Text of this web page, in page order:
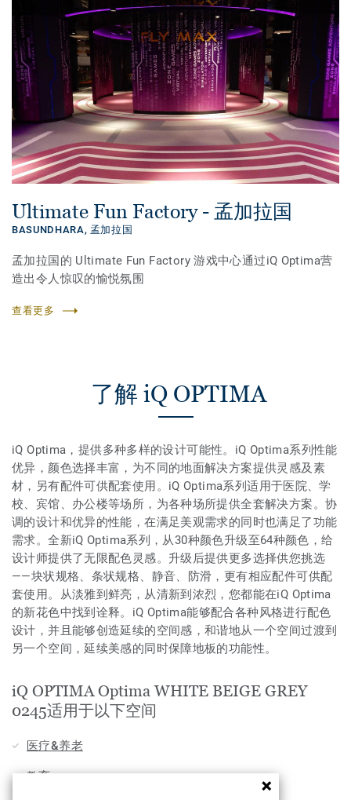
Ultimate Fun Factory - 孟加拉国
BASUNDHARA, 孟加拉国
孟加拉国的 Ultimate Fun Factory 游戏中心通过iQ Optima营
造出令人惊叹的愉悦氛围
查看更多
了解 iQ OPTIMA
iQ Optima，提供多种多样的设计可能性。iQ Optima系列性能
优异，颜色选择丰富，为不同的地面解决方案提供灵感及素
材，另有配件可供配套使用。iQ Optima系列适用于医院、学
校、宾馆、办公楼等场所，为各种场所提供全套解决方案。协
调的设计和优异的性能，在满足美观需求的同时也满足了功能
需求。全新iQ Optima系列，从30种颜色升级至64种颜色，给
设计师提供了无限配色灵感。升级后提供更多选择供您挑选
——块状规格、条状规格、静音、防滑，更有相应配件可供配
套使用。从淡雅到鲜亮，从清新到浓烈，您都能在iQ Optima
的新花色中找到诠释。iQ Optima能够配合各种风格进行配色
设计，并且能够创造延续的空间感，和谐地从一个空间过渡到
另一个空间，延续美感的同时保障地板的功能性。
iQ OPTIMA Optima WHITE BEIGE GREY
0245适用于以下空间
医疗&养老
教育